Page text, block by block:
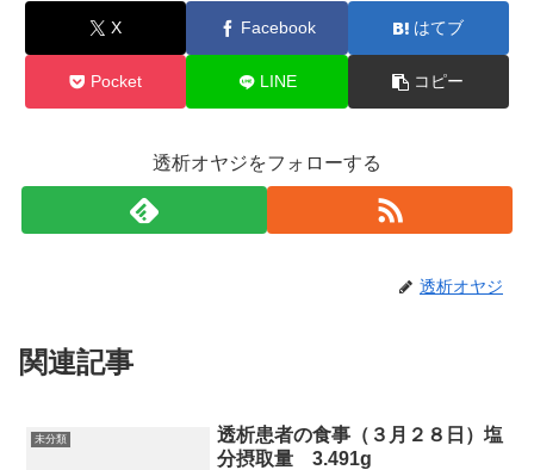
X Facebook はてブ
Pocket LINE コピー
透析オヤジをフォローする
透析オヤジ
関連記事
未分類
透析患者の食事（３月２８日）塩
分摂取量 3.491g